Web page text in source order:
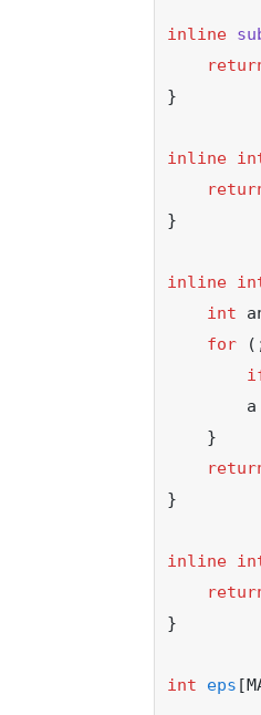
inline
}
inline
}
inline
int
for (;
        a
    }
}
inline
}
int eps